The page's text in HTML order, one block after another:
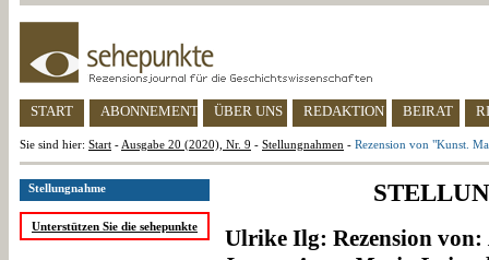
START ABONNEMENT ÜBER UNS REDAKTION BEIRAT
Sie sind hier: Start - Ausgabe 20 (2020), Nr. 9 - Stellungnahmen - Rezension von "Kunst.
Stellungnahme
Unterstützen Sie die sehepunkte Ulrike Ilg: Rezension von: